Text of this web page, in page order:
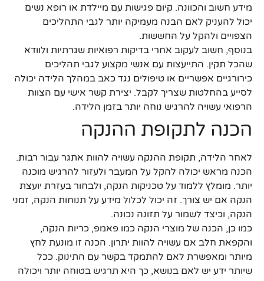
מידע חשוב והכוונה. קיום פגישות עם מיילדת או רופא נשים
יכול להעניק לאם הבנה מעמיקה יותר לגבי התהליכים
הצפויים ולהקל על החששות.
בנוסף, חשוב לעקוב אחרי בדיקות רפואיות שגרתיות ולוודא
שהכל תקין. התייעצות עם אנשי מקצוע לגבי תהליכים
כירורגיים אפשריים או טיפולים נגד כאב במהלך הלידה יכולה
לסייע בהחלטות שצריך לקבל. יצירת קשר אישי עם הצוות
הרפואי עשויה להרגיש נוחה יותר בזמן הלידה.
הכנה לתקופת ההנקה
לאחר הלידה, תקופת ההנקה עשויה להוות אתגר עבור רבות.
הכנה מראש יכולה להקל על המעבר ולעזור להרגיש מוכנה
יותר. מומלץ ללמוד על טכניקות הנקה, ולבחור בעזרת יועצת
הנקה אם יש צורך. זה יכול לכלול מידע על תנוחות הנקה, זמני
הנקה, וכיצד לשמור על תזונה נכונה.
כמו כן, הכנה של מוצרי הנקה כמו פאמפ, כריות הנקה,
והקפאת חלב אם עשויה להוות יתרון. הכנה זו מונעת לחץ
מיותר ומאפשרת לאם להתמקד בקשר עם התינוק. ככל
שיותר ידע יש לאם בנושא, כך היא תרגיש בטוחה יותר ויכולה